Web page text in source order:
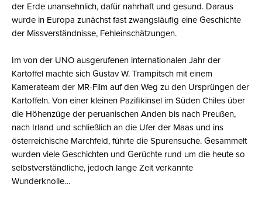
der Erde unansehnlich, dafür nahrhaft und gesund. Daraus
wurde in Europa zunächst fast zwangsläufig eine Geschichte
der Missverständnisse, Fehleinschätzungen.
Im von der UNO ausgerufenen internationalen Jahr der
Kartoffel machte sich Gustav W. Trampitsch mit einem
Kamerateam der MR-Film auf den Weg zu den Ursprüngen der
Kartoffeln. Von einer kleinen Pazifikinsel im Süden Chiles über
die Höhenzüge der peruanischen Anden bis nach Preußen,
nach Irland und schließlich an die Ufer der Maas und ins
österreichische Marchfeld, führte die Spurensuche. Gesammelt
wurden viele Geschichten und Gerüchte rund um die heute so
selbstverständliche, jedoch lange Zeit verkannte
Wunderknolle…